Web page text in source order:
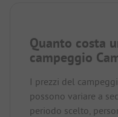
Quanto costa
campeggio
I prezzi del
possono variare a
periodo scelto,